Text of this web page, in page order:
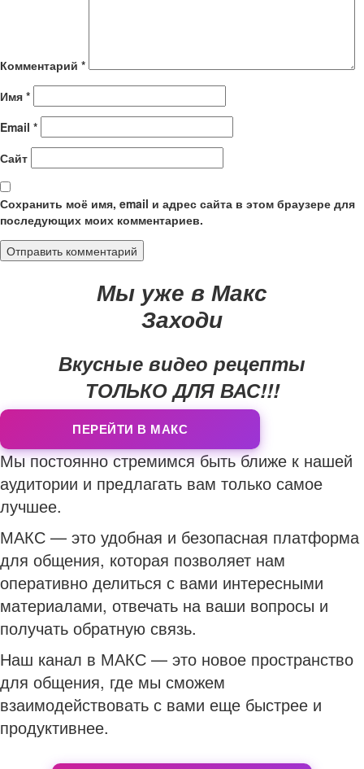
Комментарий *
Имя *
Email *
Сайт
Сохранить моё имя, email и адрес сайта в этом браузере для
последующих моих комментариев.
Мы уже в Макс
Заходи
Вкусные видео рецепты
ТОЛЬКО ДЛЯ ВАС!!!
ПЕРЕЙТИ В МАКС
Мы постоянно стремимся быть ближе к нашей
аудитории и предлагать вам только самое
лучшее.
МАКС — это удобная и безопасная платформа
для общения, которая позволяет нам
оперативно делиться с вами интересными
материалами, отвечать на ваши вопросы и
получать обратную связь.
Наш канал в МАКС — это новое пространство
для общения, где мы сможем
взаимодействовать с вами еще быстрее и
продуктивнее.